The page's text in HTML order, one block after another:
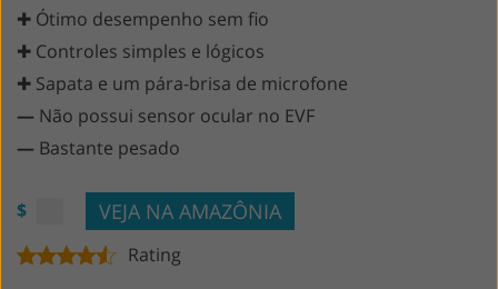
✚ Ótimo desempenho sem fio
✚ Controles simples e lógicos
✚ Sapata e um pára-brisa de microfone
— Não possui sensor ocular no EVF
— Bastante pesado
$ VEJA NA AMAZÔNIA
Rating